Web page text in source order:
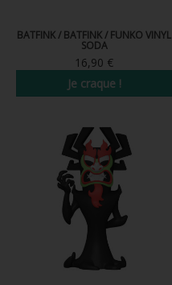
BATFINK / BATFINK / FUNKO VINYL
SODA
16,90 €
Je craque !